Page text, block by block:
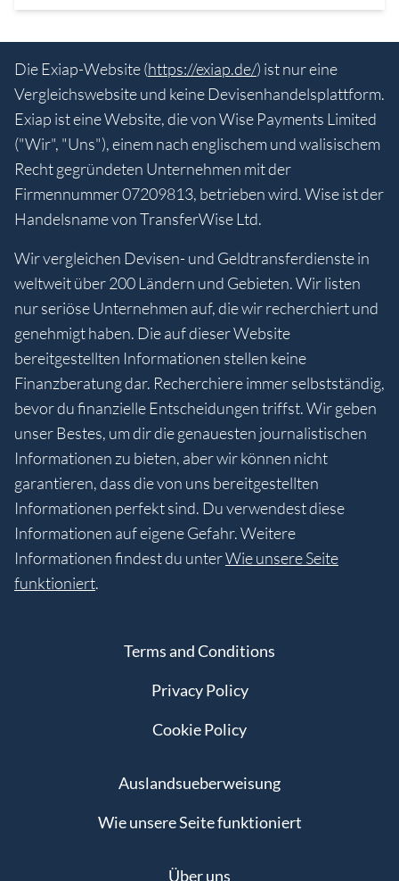
Die Exiap-Website (https://exiap.de/) ist nur eine
Vergleichswebsite und keine Devisenhandelsplattform.
Exiap ist eine Website, die von Wise Payments Limited
("Wir", "Uns"), einem nach englischem und walisischem
Recht gegründeten Unternehmen mit der
Firmennummer 07209813, betrieben wird. Wise ist der
Handelsname von TransferWise Ltd.
Wir vergleichen Devisen- und Geldtransferdienste in
weltweit über 200 Ländern und Gebieten. Wir listen
nur seriöse Unternehmen auf, die wir recherchiert und
genehmigt haben. Die auf dieser Website
bereitgestellten Informationen stellen keine
Finanzberatung dar. Recherchiere immer selbstständig,
bevor du finanzielle Entscheidungen triffst. Wir geben
unser Bestes, um dir die genauesten journalistischen
Informationen zu bieten, aber wir können nicht
garantieren, dass die von uns bereitgestellten
Informationen perfekt sind. Du verwendest diese
Informationen auf eigene Gefahr. Weitere
Informationen findest du unterWie unsere Seite
funktioniert.
Terms and Conditions
Privacy Policy
Cookie Policy
Auslandsueberweisung
Wie unsere Seite funktioniert
Über uns